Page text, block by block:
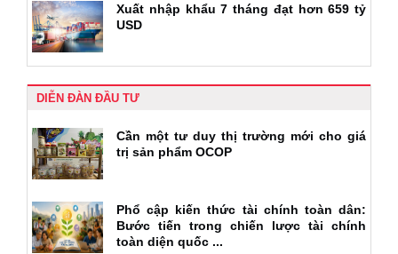
Xuất nhập khẩu 7 tháng đạt hơn 659 tỷ
USD
DIỄN ĐÀN ĐẦU TƯ
Cần một tư duy thị trường mới cho giá
trị sản phẩm OCOP
Phổ cập kiến thức tài chính toàn dân:
Bước tiến trong chiến lược tài chính
toàn diện quốc ...